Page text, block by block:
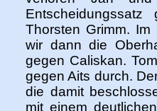
Thorsten Grimm. Im
wir dann die
gegen Caliskan.
gegen Aits durch.
die damit
mit einem